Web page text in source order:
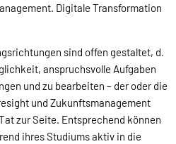
Digitale Transformation
sind offen gestaltet, d.
anspruchsvolle Aufgaben
und zu bearbeiten – der oder die
und Zukunftsmanagement
zur Seite. Entsprechend können
ihres Studiums aktiv in die